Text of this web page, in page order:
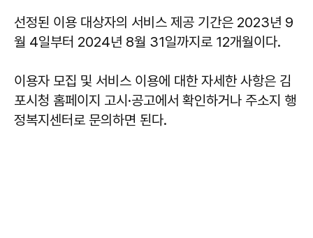
선정된 이용 대상자의 서비스 제공 기간은 2023년 9
월 4일부터 2024년 8월 31일까지로 12개월이다.
이용자 모집 및 서비스 이용에 대한 자세한 사항은 김
포시청 홈페이지 고시·공고에서 확인하거나 주소지 행
정복지센터로 문의하면 된다.